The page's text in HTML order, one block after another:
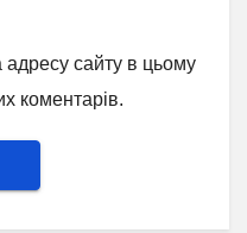
адресу сайту в цьому
коментарів.